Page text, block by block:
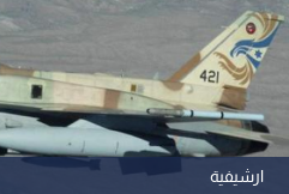
ارشيفية